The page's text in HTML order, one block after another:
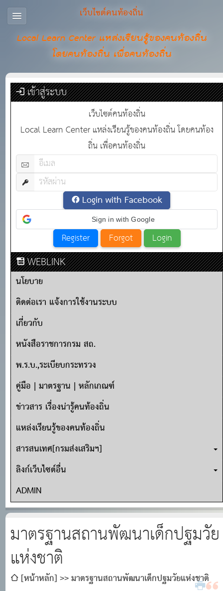
เว็บไซต์คนท้องถิ่น
Local Learn Center แหล่งเรียนรู้ของคนท้องถิ่น
โดยคนท้องถิ่น เพื่อคนท้องถิ่น
เข้าสู่ระบบ
เว็บไซต์คนท้องถิ่น
Local Learn Center แหล่งเรียนรู้ของคนท้องถิ่น โดยคนท้อง
ถิ่น เพื่อคนท้องถิ่น
Login with Facebook
Sign in with Google
WEBLINK
นโยบาย
ติดต่อเรา แจ้งการใช้งานระบบ
เกี่ยวกับ
หนังสือราชการกรม สถ.
พ.ร.บ.,ระเบียบกระทรวง
คู่มือ | มาตรฐาน | หลักเกณฑ์
ข่าวสาร เรื่องน่ารู้คนท้องถิ่น
แหล่งเรียนรู้ของคนท้องถิ่น
สารสนเทศ[กรมส่งเสริมฯ]
ลิงก์เว็บไซต์อื่น
ADMIN
มาตรฐานสถานพัฒนาเด็กปฐมวัย
แห่งชาติ
[หน้าหลัก] มาตรฐานสถานพัฒนาเด็กปฐมวัยแห่งชาติ